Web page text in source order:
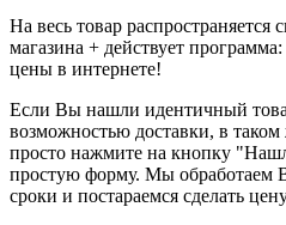
На весь товар распространяется
магазина + действует
цены в интернете!
Если Вы нашли идентичный
возможностью доставки, в
просто нажмите на кнопку
простую форму. Мы обработаем
сроки и постараемся сделать